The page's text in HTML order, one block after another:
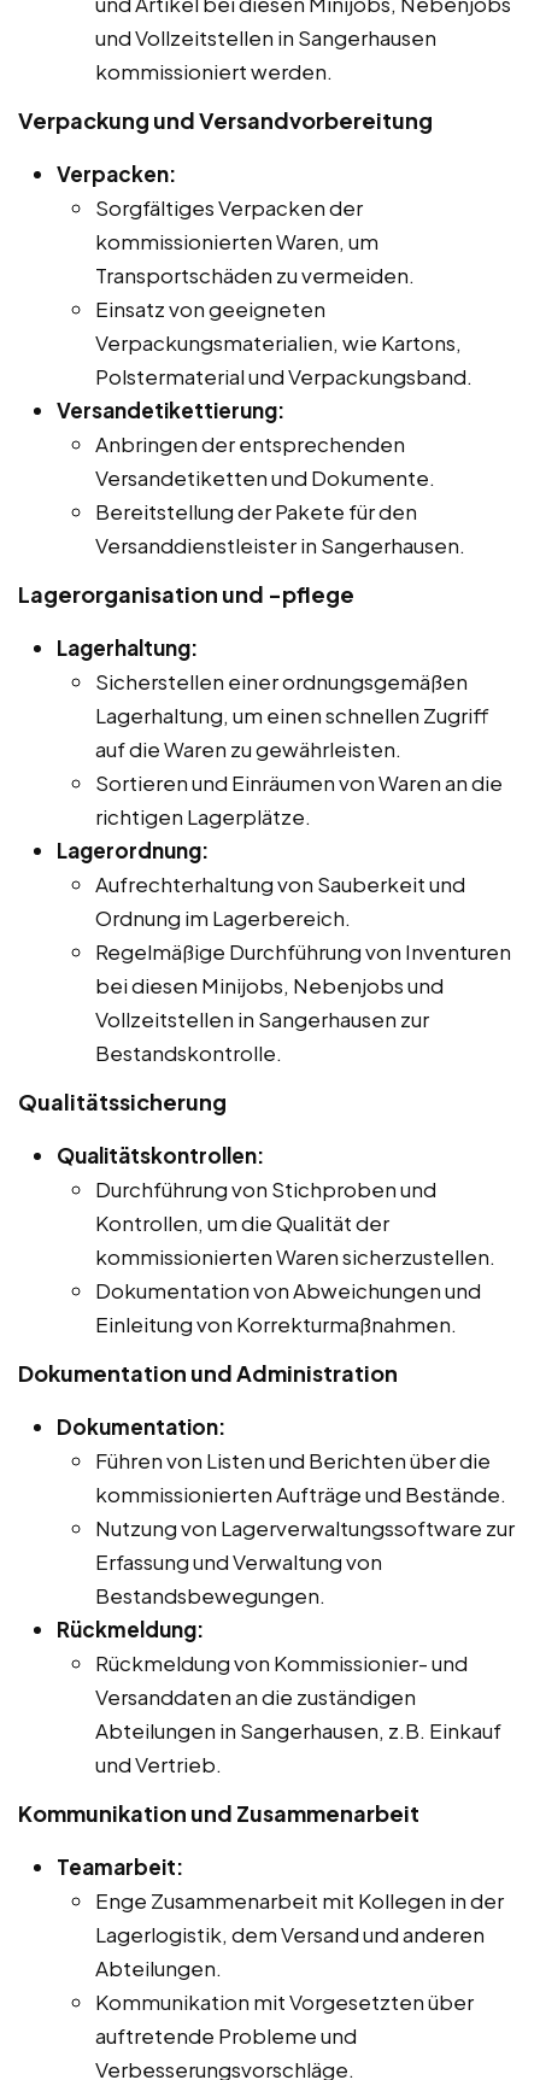
und Vollzeitstellen in Sangerhausen
kommissioniert werden.
Verpackung und Versandvorbereitung
Verpacken:
Sorgfältiges Verpacken der
kommissionierten Waren, um
Transportschäden zu vermeiden.
Einsatz von geeigneten
Verpackungsmaterialien, wie Kartons,
Polstermaterial und Verpackungsband.
Versandetikettierung:
Anbringen der entsprechenden
Versandetiketten und Dokumente.
Bereitstellung der Pakete für den
Versanddienstleister in Sangerhausen.
Lagerorganisation und -pflege
Lagerhaltung:
Sicherstellen einer ordnungsgemäßen
Lagerhaltung, um einen schnellen Zugriff
auf die Waren zu gewährleisten.
Sortieren und Einräumen von Waren an die
richtigen Lagerplätze.
Lagerordnung:
Aufrechterhaltung von Sauberkeit und
Ordnung im Lagerbereich.
Regelmäßige Durchführung von Inventuren
bei diesen Minijobs, Nebenjobs und
Vollzeitstellen in Sangerhausen zur
Bestandskontrolle.
Qualitätssicherung
Qualitätskontrollen:
Durchführung von Stichproben und
Kontrollen, um die Qualität der
kommissionierten Waren sicherzustellen.
Dokumentation von Abweichungen und
Einleitung von Korrekturmaßnahmen.
Dokumentation und Administration
Dokumentation:
Führen von Listen und Berichten über die
kommissionierten Aufträge und Bestände.
Nutzung von Lagerverwaltungssoftware zur
Erfassung und Verwaltung von
Bestandsbewegungen.
Rückmeldung:
Rückmeldung von Kommissionier- und
Versanddaten an die zuständigen
Abteilungen in Sangerhausen, z.B. Einkauf
und Vertrieb.
Kommunikation und Zusammenarbeit
Teamarbeit:
Enge Zusammenarbeit mit Kollegen in der
Lagerlogistik, dem Versand und anderen
Abteilungen.
Kommunikation mit Vorgesetzten über
auftretende Probleme und
Verbesserungsvorschläge.